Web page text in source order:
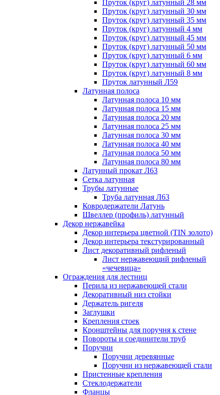
Пруток (круг) латунный 28 мм
Пруток (круг) латунный 30 мм
Пруток (круг) латунный 35 мм
Пруток (круг) латунный 4 мм
Пруток (круг) латунный 45 мм
Пруток (круг) латунный 50 мм
Пруток (круг) латунный 6 мм
Пруток (круг) латунный 60 мм
Пруток (круг) латунный 8 мм
Пруток латунный Л59
Латунная полоса
Латунная полоса 10 мм
Латунная полоса 15 мм
Латунная полоса 20 мм
Латунная полоса 25 мм
Латунная полоса 30 мм
Латунная полоса 40 мм
Латунная полоса 50 мм
Латунная полоса 80 мм
Латунный прокат Л63
Сетка латунная
Трубы латунные
Труба латунная Л63
Ковродержатели Латунь
Швеллер (профиль) латунный
Декор нержавейка
Декор интерьера цветной (TIN золото)
Декор интерьера текстурированный
Лист декоративный рифленый
Лист нержавеющий рифленый
«чечевица»
Ограждения для лестниц
Перила из нержавеющей стали
Декоративный низ стойки
Держатель ригеля
Заглушки
Крепления стоек
Кронштейны для поручня к стене
Повороты и соединители труб
Поручни
Поручни деревянные
Поручни из нержавеющей стали
Пристенные крепления
Стеклодержатели
Фланцы